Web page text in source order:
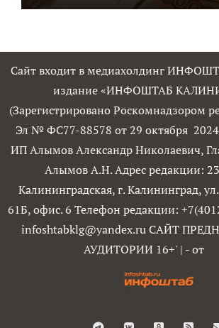
Сайт входит в медиахолдинг
издание «ИНФОШТАБ
(Зарегистрировано Роскомнадзором
Эл № ФС77-88578 от 29 октября 2024
ИП Алымов Александр Николаевич,
Алымов А.Н. Адрес редакции:
Калининградская, г. Калининград,
61Б, офис. 6 Телефон редакции:
infoshtabklg@yandex.ru САЙТ
АУДИТОРИИ 16+' | - от